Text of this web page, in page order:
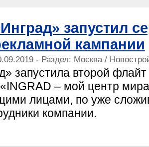
запустил
кампании
- Раздел: Москва/
запустила второй
– мой центр
лицами, по уже
компании.